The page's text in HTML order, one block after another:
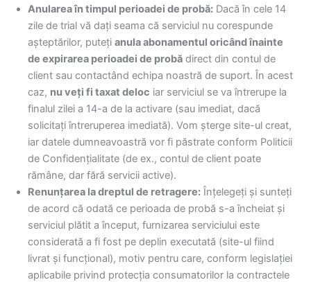
Anularea în timpul perioadei de probă: Dacă în cele 14
zile de trial vă dați seama că serviciul nu corespunde
așteptărilor, puteți anula abonamentul oricând înainte
de expirarea perioadei de probă direct din contul de
client sau contactând echipa noastră de suport. În acest
caz, nu veți fi taxat deloc iar serviciul se va întrerupe la
finalul zilei a 14-a de la activare (sau imediat, dacă
solicitați întreruperea imediată). Vom șterge site-ul creat,
iar datele dumneavoastră vor fi păstrate conform Politicii
de Confidențialitate (de ex., contul de client poate
rămâne, dar fără servicii active).
Renunțarea la dreptul de retragere: Înțelegeți și sunteți
de acord că odată ce perioada de probă s-a încheiat și
serviciul plătit a început, furnizarea serviciului este
considerată a fi fost pe deplin executată (site-ul fiind
livrat și funcțional), motiv pentru care, conform legislației
aplicabile privind protecția consumatorilor la contractele